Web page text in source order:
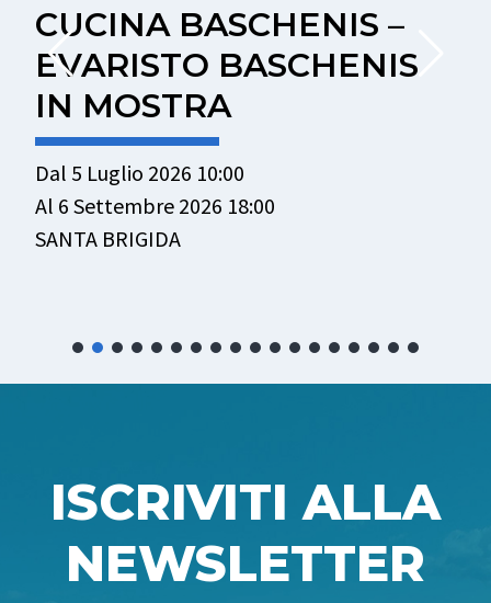
CUCINA BASCHENIS –
EVARISTO BASCHENIS
IN MOSTRA
Dal 5 Luglio 2026 10:00
Al 6 Settembre 2026 18:00
SANTA BRIGIDA
ISCRIVITI ALLA
NEWSLETTER